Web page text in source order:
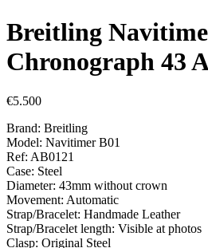
Breitling
Chronograph 43
€5.500
Brand: Breitling
Model: Navitimer B01
Ref: AB0121
Case: Steel
Diameter: 43mm without crown
Movement: Automatic
Strap/Bracelet: Handmade Leather
Strap/Bracelet length: Visible at photos
Clasp: Original Steel